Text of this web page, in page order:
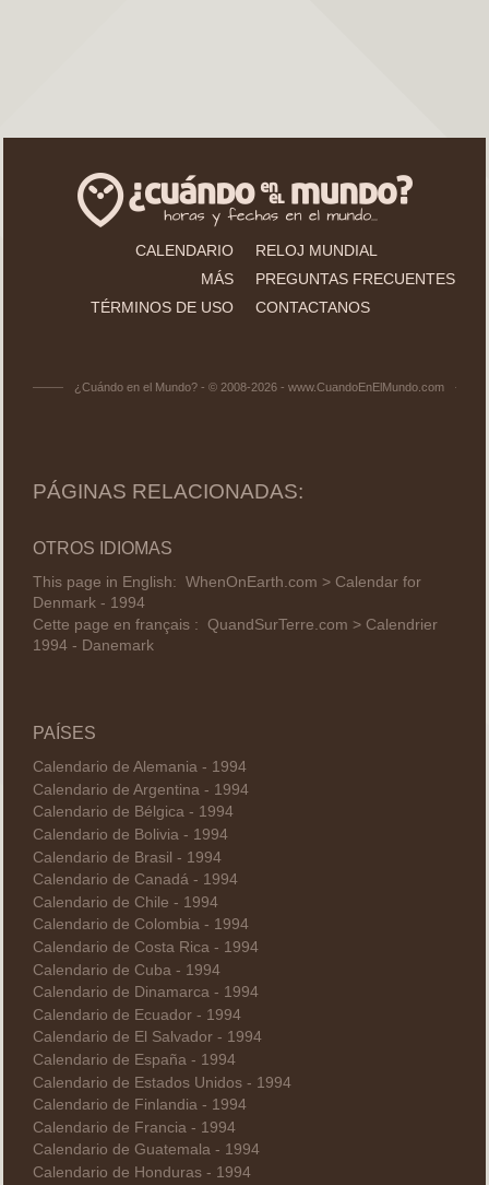
CALENDARIO
RELOJ MUNDIAL
MÁS
PREGUNTAS FRECUENTES
TÉRMINOS DE USO
CONTACTANOS
¿Cuándo en el Mundo? - © 2008-2026 - www.CuandoEnElMundo.com
PÁGINAS RELACIONADAS:
OTROS IDIOMAS
This page in English: WhenOnEarth.com > Calendar for
Denmark - 1994
Cette page en français : QuandSurTerre.com > Calendrier
1994 - Danemark
PAÍSES
Calendario de Alemania - 1994
Calendario de Argentina - 1994
Calendario de Bélgica - 1994
Calendario de Bolivia - 1994
Calendario de Brasil - 1994
Calendario de Canadá - 1994
Calendario de Chile - 1994
Calendario de Colombia - 1994
Calendario de Costa Rica - 1994
Calendario de Cuba - 1994
Calendario de Dinamarca - 1994
Calendario de Ecuador - 1994
Calendario de El Salvador - 1994
Calendario de España - 1994
Calendario de Estados Unidos - 1994
Calendario de Finlandia - 1994
Calendario de Francia - 1994
Calendario de Guatemala - 1994
Calendario de Honduras - 1994